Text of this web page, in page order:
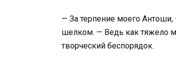
— За терпение моего
шелком. — Ведь как тяжело
творческий беспорядок.